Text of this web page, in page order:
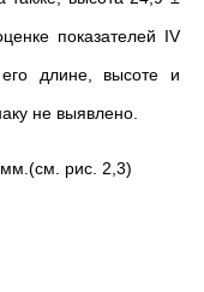
показателей IV
длине, высоте и
не выявлено.
рис. 2,3)